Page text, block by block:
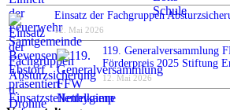
Einsatz der Fachgruppen
12. Mai 2026
119. Generalversammlung
Förderpreis 2025 Stiftung
12. Mai 2026